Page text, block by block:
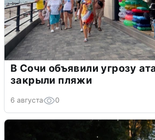
В Сочи объявили угрозу
закрыли пляжи
6 августа 0